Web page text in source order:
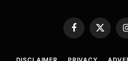
Facebook
X